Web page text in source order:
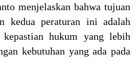
menjelaskan bahwa tujuan
kedua peraturan ini adalah
hukum yang lebih
kebutuhan yang ada pada